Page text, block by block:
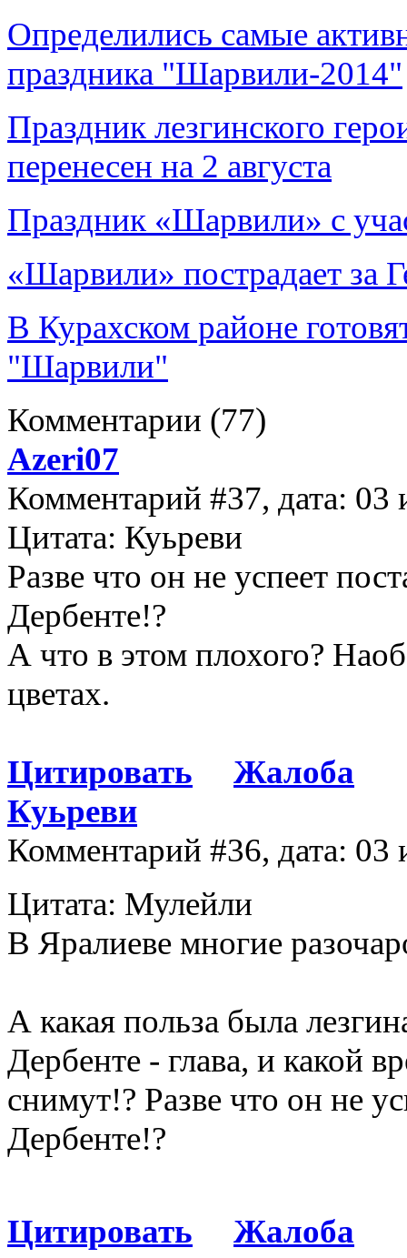
Определились самые
праздника "Шарвили-2014"
Праздник лезгинского
перенесен на 2 августа
Праздник «Шарвили» с
«Шарвили» пострадает за
В Курахском районе
"Шарвили"
Комментарии (77)
Azeri07
Комментарий #37, дата:
Цитата: Куьреви
Разве что он не успеет
Дербенте!?
А что в этом плохого?
цветах.
Цитировать
Жалоба
Куьреви
Комментарий #36, дата:
Цитата: Мулейли
В Яралиеве многие
А какая польза была
Дербенте - глава, и какой
снимут!? Разве что он не
Дербенте!?
Цитировать
Жалоба